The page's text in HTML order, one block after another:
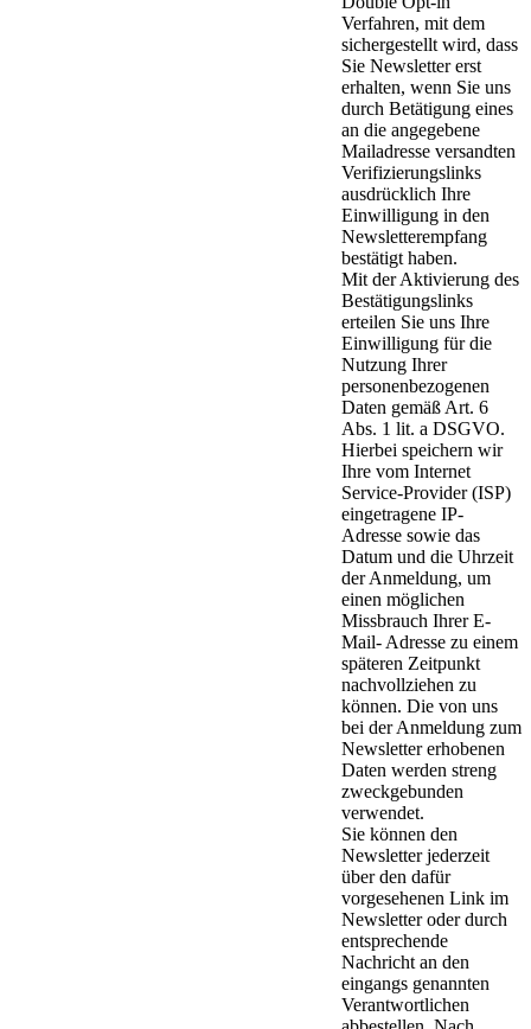
Verfahren, mit dem
sichergestellt wird, dass
Sie Newsletter erst
erhalten, wenn Sie uns
durch Betätigung eines
an die angegebene
Mailadresse versandten
Verifizierungslinks
ausdrücklich Ihre
Einwilligung in den
Newsletterempfang
bestätigt haben.
Mit der Aktivierung des
Bestätigungslinks
erteilen Sie uns Ihre
Einwilligung für die
Nutzung Ihrer
personenbezogenen
Daten gemäß Art. 6
Abs. 1 lit. a DSGVO.
Hierbei speichern wir
Ihre vom Internet
Service-Provider (ISP)
eingetragene IP-
Adresse sowie das
Datum und die Uhrzeit
der Anmeldung, um
einen möglichen
Missbrauch Ihrer E-
Mail- Adresse zu einem
späteren Zeitpunkt
nachvollziehen zu
können. Die von uns
bei der Anmeldung zum
Newsletter erhobenen
Daten werden streng
zweckgebunden
verwendet.
Sie können den
Newsletter jederzeit
über den dafür
vorgesehenen Link im
Newsletter oder durch
entsprechende
Nachricht an den
eingangs genannten
Verantwortlichen